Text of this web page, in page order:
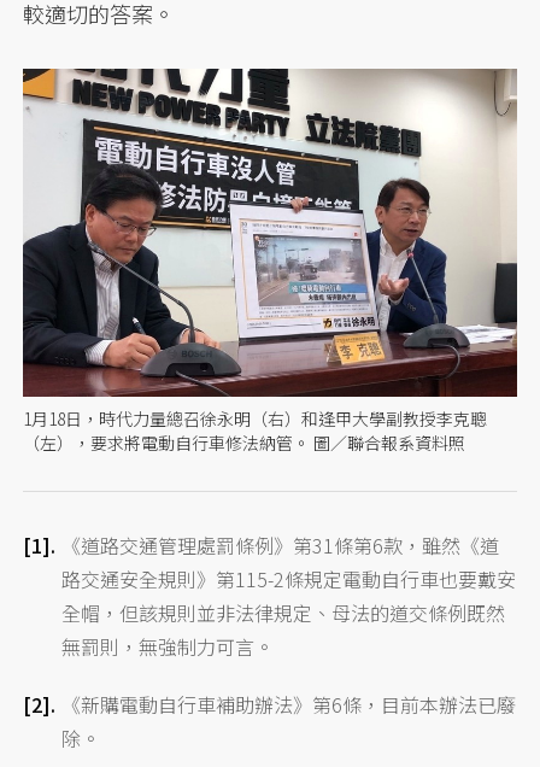
較適切的答案。
1月18日，時代力量總召徐永明（右）和逢甲大學副教授李克聰
（左），要求將電動自行車修法納管。 圖／聯合報系資料照
《道路交通管理處罰條例》第31條第6款，雖然《道
路交通安全規則》第115-2條規定電動自行車也要戴安
全帽，但該規則並非法律規定、母法的道交條例既然
無罰則，無強制力可言。
《新購電動自行車補助辦法》第6條，目前本辦法已廢
除。